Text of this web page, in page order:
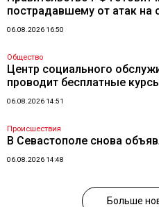
пострадавшему от атак на
06.08.2026 16:50
Общество
Центр социального
проводит бесплатные
06.08.2026 14:51
Происшествия
В Севастополе снова
06.08.2026 14:48
Больше